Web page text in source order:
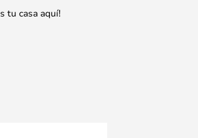
tu casa aquí!